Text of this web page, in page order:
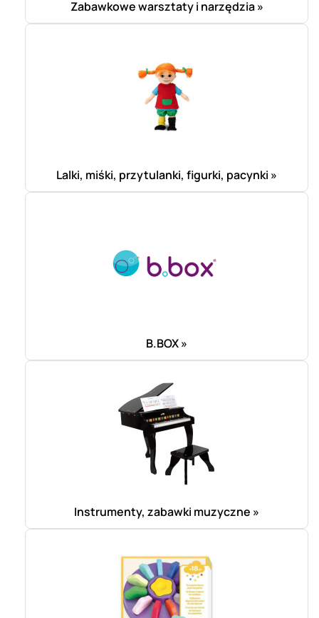
Zabawkowe warsztaty i narzędzia »
Lalki, miśki, przytulanki, figurki, pacynki »
B.BOX »
Instrumenty, zabawki muzyczne »